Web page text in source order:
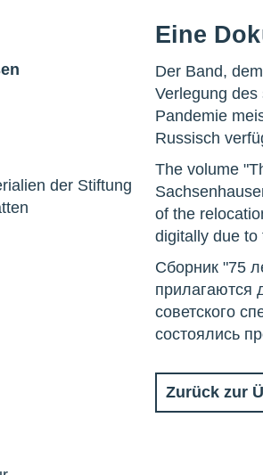
Eine
Der Band,
Verlegung
Pandemie
Russisch
The volume
of the
digitally due to
Сборник "75
прилагаются
советского
состоялись
Zurück zur
der Stiftung